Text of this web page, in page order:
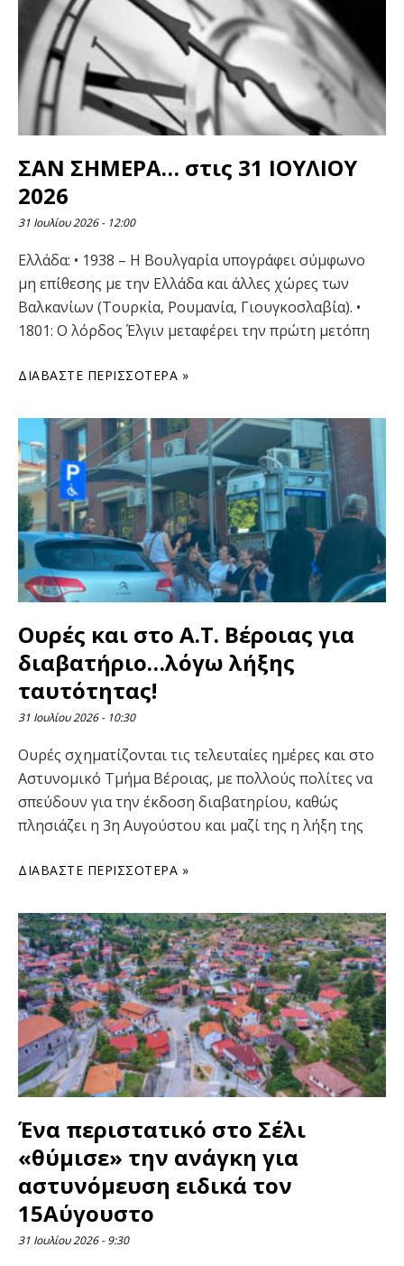
ΣΑΝ ΣΗΜΕΡΑ… στις 31 ΙΟΥΛΙΟΥ
2026
31 Ιουλίου 2026 12:00
Ελλάδα: • 1938 – Η Βουλγαρία υπογράφει σύμφωνο
μη επίθεσης με την Ελλάδα και άλλες χώρες των
Βαλκανίων (Τουρκία, Ρουμανία, Γιουγκοσλαβία). •
1801: Ο λόρδος Έλγιν μεταφέρει την πρώτη μετόπη
ΔΙΑΒΆΣΤΕ ΠΕΡΙΣΣΌΤΕΡΑ »
Ουρές και στο Α.Τ. Βέροιας για
διαβατήριο…λόγω λήξης
ταυτότητας!
31 Ιουλίου 2026 10:30
Ουρές σχηματίζονται τις τελευταίες ημέρες και στο
Αστυνομικό Τμήμα Βέροιας, με πολλούς πολίτες να
σπεύδουν για την έκδοση διαβατηρίου, καθώς
πλησιάζει η 3η Αυγούστου και μαζί της η λήξη της
ΔΙΑΒΆΣΤΕ ΠΕΡΙΣΣΌΤΕΡΑ »
Ένα περιστατικό στο Σέλι
«θύμισε» την ανάγκη για
αστυνόμευση ειδικά τον
15Αύγουστο
31 Ιουλίου 2026 9:30